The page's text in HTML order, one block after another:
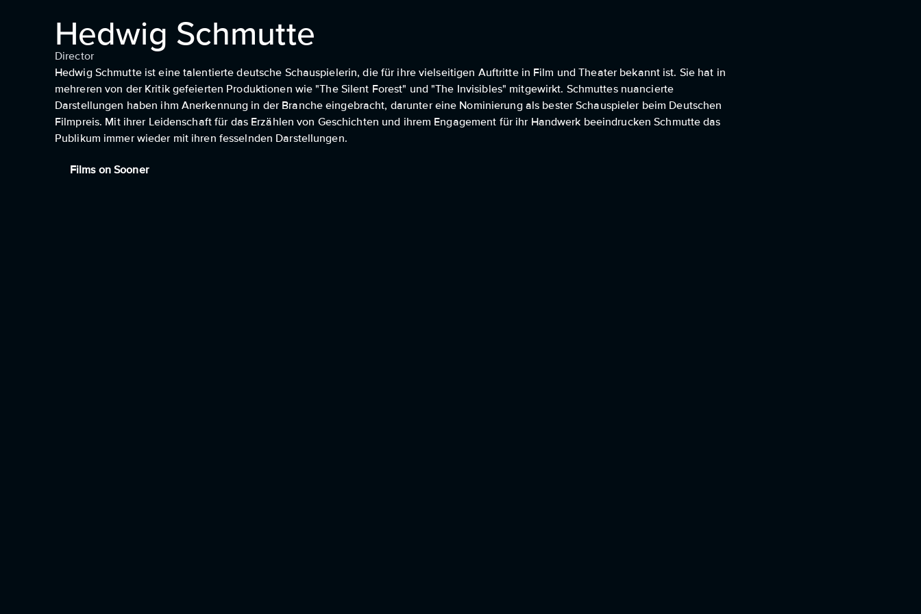
Hedwig Schmutte
Director
Hedwig Schmutte ist eine talentierte deutsche Schauspielerin, die für ihre vielseitigen Auftritte in Film und Theater bekannt ist. Sie hat in
mehreren von der Kritik gefeierten Produktionen wie "The Silent Forest" und "The Invisibles" mitgewirkt. Schmuttes nuancierte
Darstellungen haben ihm Anerkennung in der Branche eingebracht, darunter eine Nominierung als bester Schauspieler beim Deutschen
Filmpreis. Mit ihrer Leidenschaft für das Erzählen von Geschichten und ihrem Engagement für ihr Handwerk beeindrucken Schmutte das
Publikum immer wieder mit ihren fesselnden Darstellungen.
Films on Sooner